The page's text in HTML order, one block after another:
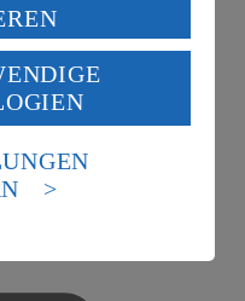
Daten in den
willigst du im Sinne
ein, dass deine
Der EuGH sieht
europäischen
an.
durch US-
der Seite findest du